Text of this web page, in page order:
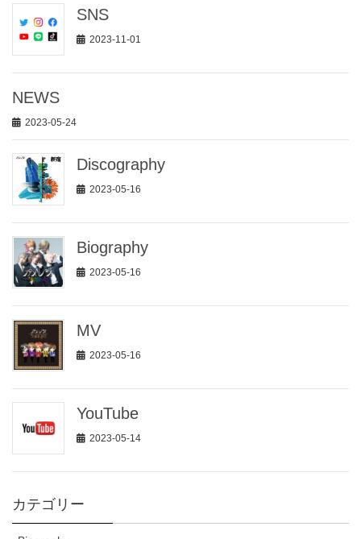
SNS
2023-11-01
NEWS
2023-05-24
Discography
2023-05-16
Biography
2023-05-16
MV
2023-05-16
YouTube
2023-05-14
カテゴリー